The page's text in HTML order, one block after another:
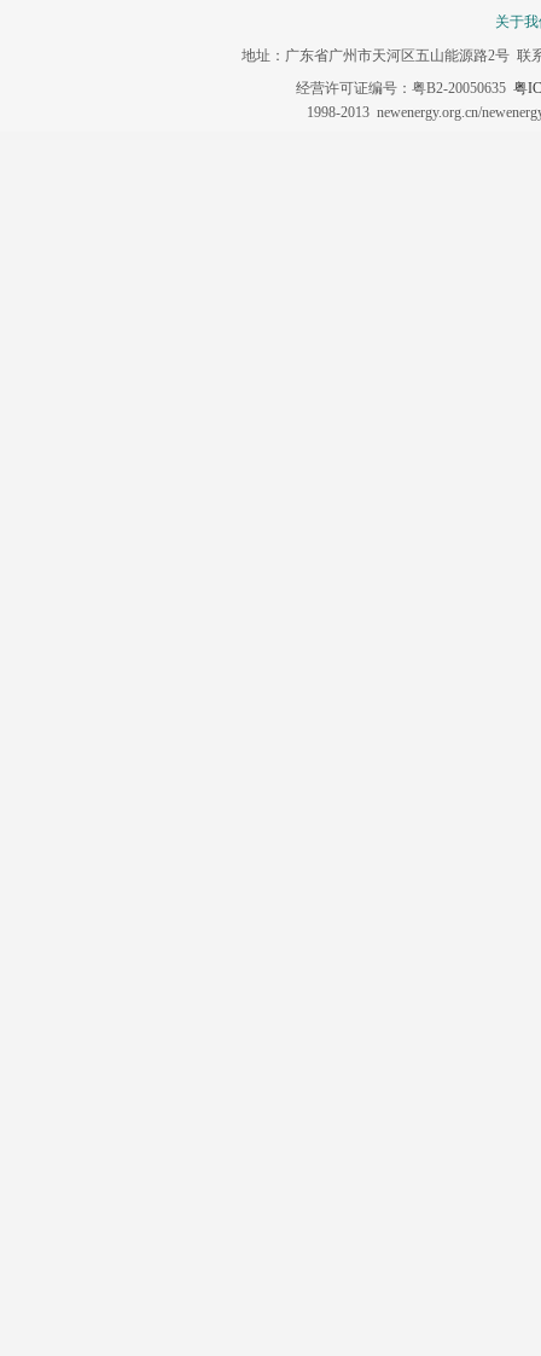
关于
地址：广东省广州市天河区五山能源路2号 联
经营许可证编号：粤B2-20050635 粤
1998-2013 newenergy.org.cn/